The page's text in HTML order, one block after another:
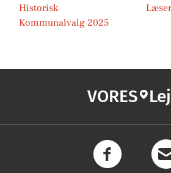
Historisk
Kommunalvalg 2025
VORES